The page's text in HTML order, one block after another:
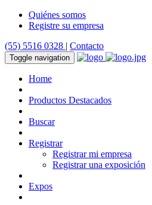
Quiénes somos
Registre su empresa
(55) 5516 0328 | Contacto
Toggle navigation
Home
Productos Destacados
Buscar
Registrar
Registrar mi empresa
Registrar una exposición
Expos